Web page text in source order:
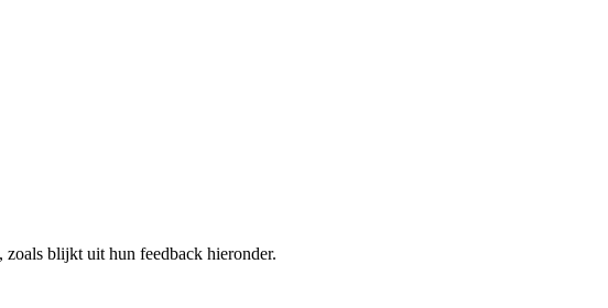
blijkt uit hun feedback hieronder.